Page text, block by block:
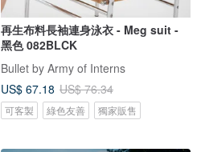
再生布料長袖連身泳衣 - Meg suit -
黑色 082BLCK
Bullet by Army of Interns
US$ 67.18 US$ 76.34
可客製 綠色友善 獨家販售